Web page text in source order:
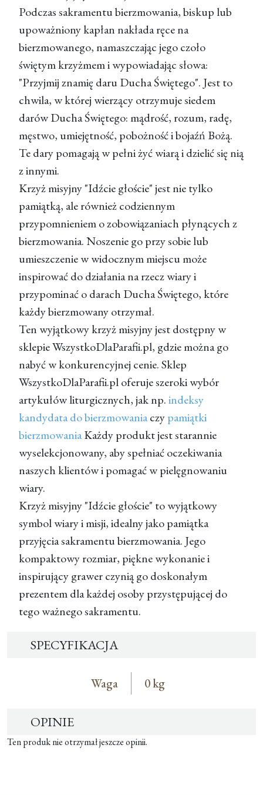
Podczas sakramentu bierzmowania, biskup lub
upoważniony kapłan nakłada ręce na
bierzmowanego, namaszczając jego czoło
świętym krzyżmem i wypowiadając słowa:
"Przyjmij znamię daru Ducha Świętego". Jest to
chwila, w której wierzący otrzymuje siedem
darów Ducha Świętego: mądrość, rozum, radę,
męstwo, umiejętność, pobożność i bojaźń Bożą.
Te dary pomagają w pełni żyć wiarą i dzielić się nią
z innymi.
Krzyż misyjny "Idźcie głoście" jest nie tylko
pamiątką, ale również codziennym
przypomnieniem o zobowiązaniach płynących z
bierzmowania. Noszenie go przy sobie lub
umieszczenie w widocznym miejscu może
inspirować do działania na rzecz wiary i
przypominać o darach Ducha Świętego, które
każdy bierzmowany otrzymał.
Ten wyjątkowy krzyż misyjny jest dostępny w
sklepie WszystkoDlaParafii.pl, gdzie można go
nabyć w konkurencyjnej cenie. Sklep
WszystkoDlaParafii.pl oferuje szeroki wybór
artykułów liturgicznych, jak np.indeksy
kandydata do bierzmowaniaczypamiątki
bierzmowaniaKażdy produkt jest starannie
wyselekcjonowany, aby spełniać oczekiwania
naszych klientów i pomagać w pielęgnowaniu
wiary.
Krzyż misyjny "Idźcie głoście" to wyjątkowy
symbol wiary i misji, idealny jako pamiątka
przyjęcia sakramentu bierzmowania. Jego
kompaktowy rozmiar, piękne wykonanie i
inspirujący grawer czynią go doskonałym
prezentem dla każdej osoby przystępującej do
tego ważnego sakramentu.
SPECYFIKACJA
Waga 0 kg
OPINIE
Ten produk nie otrzymał jeszcze opinii.